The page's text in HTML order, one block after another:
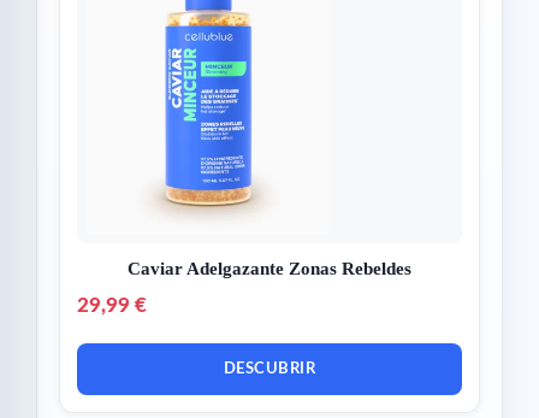
Caviar Adelgazante Zonas Rebeldes
29,99 €
DESCUBRIR